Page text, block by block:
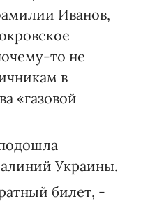
Иванов,
то не
в
«газовой
Украины.
билет, -